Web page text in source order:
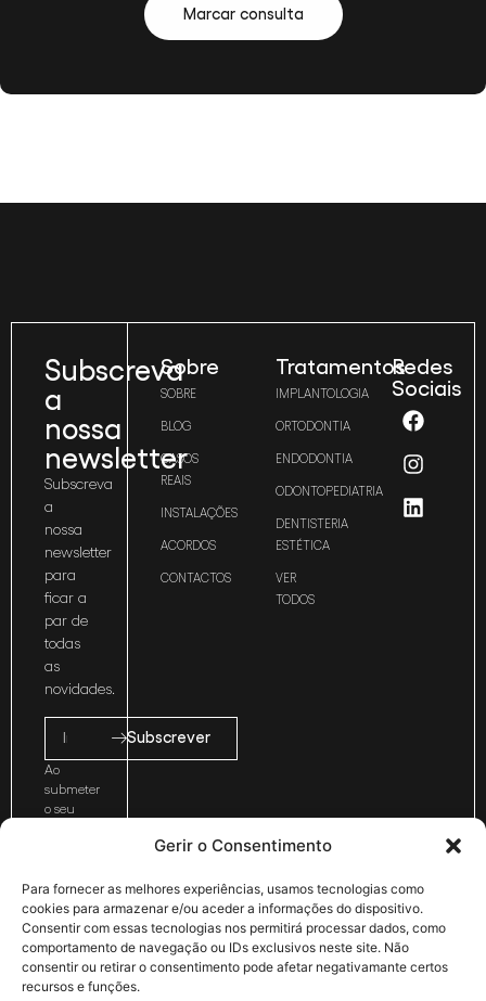
Gerir o Consentimento
Para fornecer as melhores experiências, usamos tecnologias como
cookies para armazenar e/ou aceder a informações do dispositivo.
Consentir com essas tecnologias nos permitirá processar dados, como
comportamento de navegação ou IDs exclusivos neste site. Não
consentir ou retirar o consentimento pode afetar negativamante certos
recursos e funções.
Marcar consulta
Subscreva
a
nossa
newsletter
Subscreva
a
nossa
newsletter
para
ficar a
par de
todas
as
novidades.
Subscrever
Ao
submeter
o seu
com os
nossos
termos e
condições.
Sobre
SOBRE
BLOG
CASOS
REAIS
INSTALAÇÕES
ACORDOS
CONTACTOS
Tratamentos
IMPLANTOLOGIA
ORTODONTIA
ENDODONTIA
ODONTOPEDIATRIA
DENTISTERIA
ESTÉTICA
VER
TODOS
Redes
Sociais